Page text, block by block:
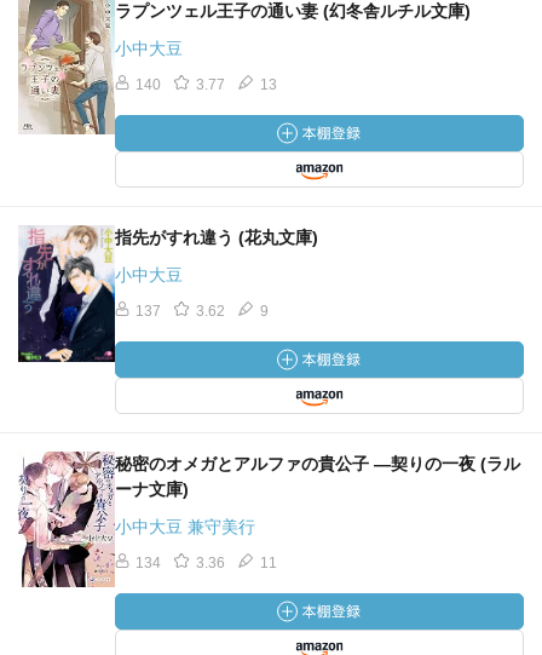
ラプンツェル王子の通い妻 (幻冬舎ルチル文庫)
小中大豆
140 3.77 13
指先がすれ違う (花丸文庫)
小中大豆
137 3.62 9
秘密のオメガとアルファの貴公子 ―契りの一夜 (ラル
ーナ文庫)
小中大豆 兼守美行
134 3.36 11